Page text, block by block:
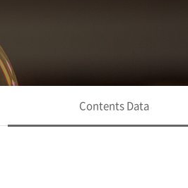
Contents Data